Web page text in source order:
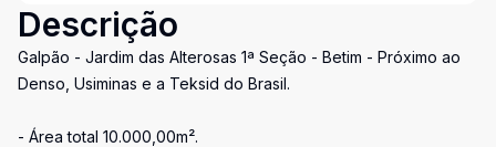
Descrição
Galpão - Jardim das Alterosas 1ª Seção - Betim - Próximo ao
Denso, Usiminas e a Teksid do Brasil.
- Área total 10.000,00m².